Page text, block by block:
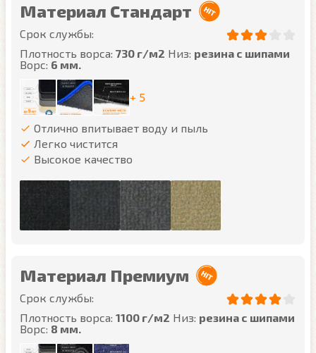
Материал Стандарт
Срок службы:
Плотность ворса: 730 г/м2 Низ: резина с шипами
Ворс: 6 мм.
+ 5
Отлично впитывает воду и пыль
Легко чистится
Высокое качество
Материал Премиум
Срок службы:
Плотность ворса: 1100 г/м2 Низ: резина с шипами
Ворс: 8 мм.